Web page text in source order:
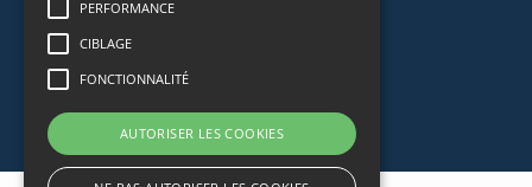
PERFORMANCE
CIBLAGE
FONCTIONNALITÉ
AUTORISER LES COOKIES